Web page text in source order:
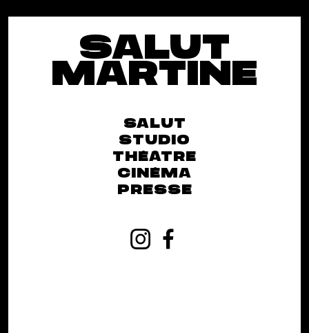
SALUT
MARTINE
SALUT
STUDIO
THÉÂTRE
CINÉMA
PRESSE